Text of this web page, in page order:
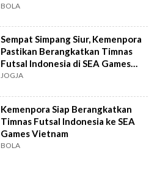
BOLA
Sempat Simpang Siur, Kemenpora
Pastikan Berangkatkan Timnas
Futsal Indonesia di SEA Games
2021 Vietnam
JOGJA
Kemenpora Siap Berangkatkan
Timnas Futsal Indonesia ke SEA
Games Vietnam
BOLA